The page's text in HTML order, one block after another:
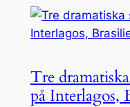
Tre
på Interlagos,